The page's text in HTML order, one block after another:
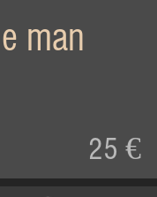
man
25 €